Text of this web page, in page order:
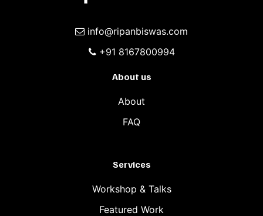
info@ripanbiswas.com
+91 8167800994
About us
About
FAQ
Services
Workshop & Talks
Featured Work